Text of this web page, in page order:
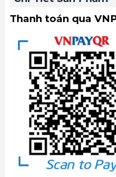
Thanh toán qua